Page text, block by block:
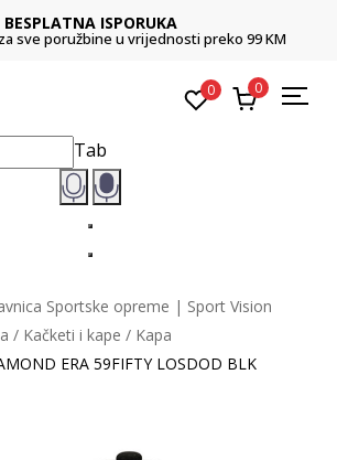
BESPLATNA ISPORUKA
sve poružbine u vrijednosti preko 99 KM
0 0
Tab
Sportske opreme | Sport Vision
Kačketi i kape
Kapa
ERA 59FIFTY LOSDOD BLK